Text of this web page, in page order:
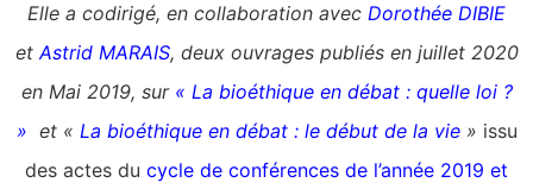
Elle a codirigé, en collaboration avec Dorothée DIBIE
etAstrid MARAIS, deux ouvrages publiés en juillet 2020
en Mai 2019, sur « La bioéthique en débat : quelle loi ?
» et « La bioéthique en débat : le début de la vie» issu
des actes du cycle de conférences de l’année 2019 et